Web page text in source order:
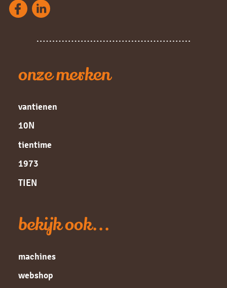
onze merken
vantienen
10N
tientime
1973
TIEN
bekijk ook...
machines
webshop